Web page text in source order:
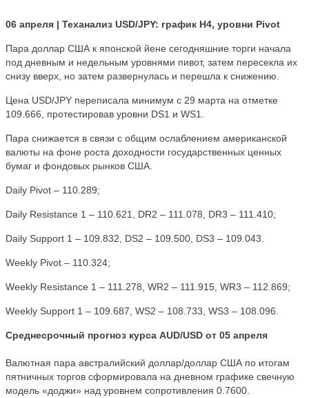
06 апреля | Теханализ USD/JPY: график H4, уровни Pivot
Пара доллар США к японской йене сегодняшние торги начала
под дневным и недельным уровнями пивот, затем пересекла их
снизу вверх, но затем развернулась и перешла к снижению.
Цена USD/JPY переписала минимум с 29 марта на отметке
109.666, протестировав уровни DS1 и WS1.
Пара снижается в связи с общим ослаблением американской
валюты на фоне роста доходности государственных ценных
бумаг и фондовых рынков США.
Daily Pivot – 110.289;
Daily Resistance 1 – 110.621, DR2 – 111.078, DR3 – 111.410;
Daily Support 1 – 109.832, DS2 – 109.500, DS3 – 109.043.
Weekly Pivot – 110.324;
Weekly Resistance 1 – 111.278, WR2 – 111.915, WR3 – 112.869;
Weekly Support 1 – 109.687, WS2 – 108.733, WS3 – 108.096.
Среднесрочный прогноз курса AUD/USD от 05 апреля
Валютная пара австралийский доллар/доллар США по итогам
пятничных торгов сформировала на дневном графике свечную
модель «доджи» над уровнем сопротивления 0.7600.